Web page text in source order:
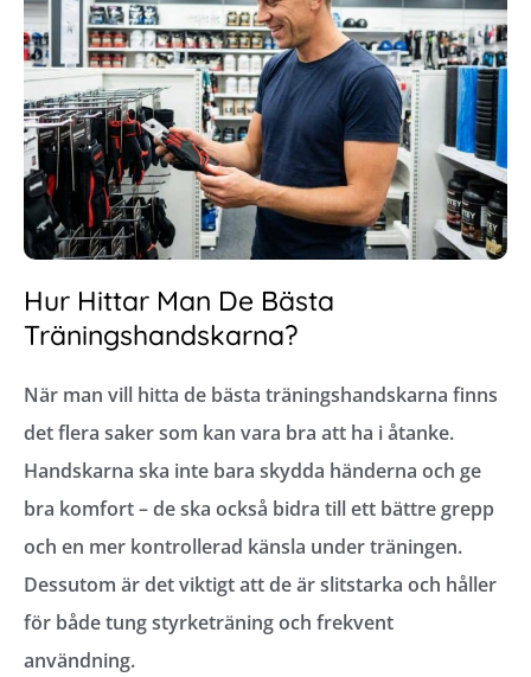
Hur Hittar Man De Bästa
Träningshandskarna?
När man vill hitta de bästa träningshandskarna finns
det flera saker som kan vara bra att ha i åtanke.
Handskarna ska inte bara skydda händerna och ge
bra komfort – de ska också bidra till ett bättre grepp
och en mer kontrollerad känsla under träningen.
Dessutom är det viktigt att de är slitstarka och håller
för både tung styrketräning och frekvent
användning.